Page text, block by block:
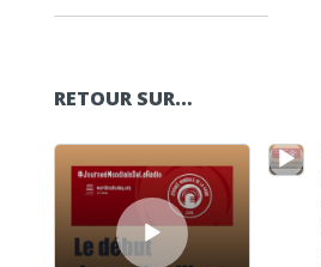
RETOUR SUR…
Lecteur audio
Lecteur audio